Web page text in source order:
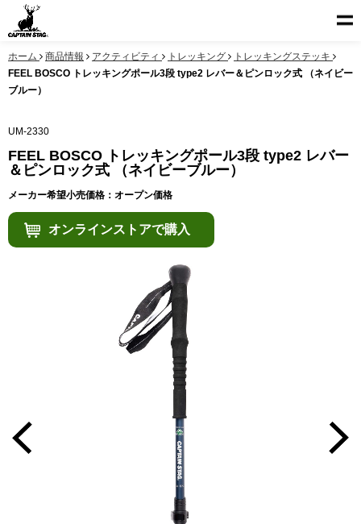
ホーム 商品情報 アクティビティ トレッキング
トレッキングステッキ
FEEL BOSCO トレッキングポール3段 type2 レバー＆ピンロック式 （ネイビー
ブルー）
UM-2330
FEEL BOSCO トレッキングポール3段 type2 レバー
＆ピンロック式 （ネイビーブルー）
メーカー希望小売価格：オープン価格
オンラインストアで購入